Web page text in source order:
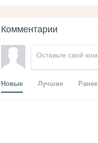
Комментарии
Новые Лучшие Ранее